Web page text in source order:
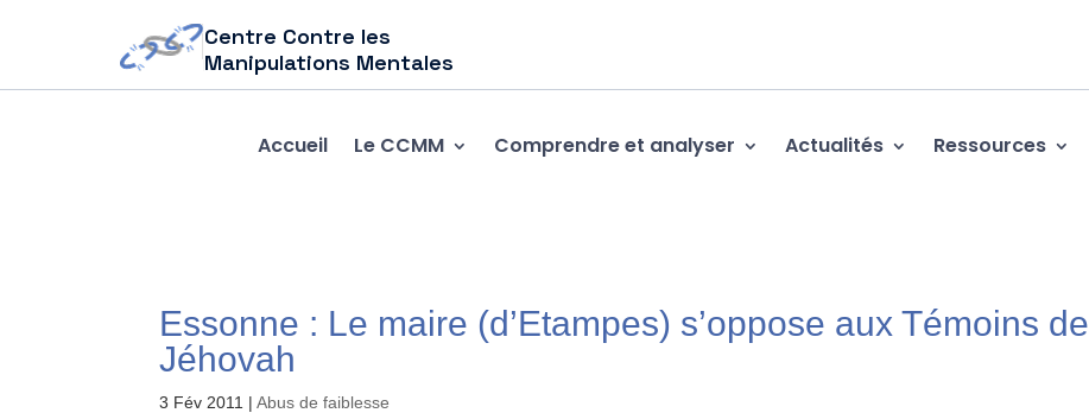
Centre Contre les
Manipulations Mentales
Accueil Le CCMM Comprendre et analyser Actualités Ressources
Essonne : Le maire (d’Etampes) s’oppose aux Témoins de
Jéhovah
3 Fév 2011 |Abus de faiblesse